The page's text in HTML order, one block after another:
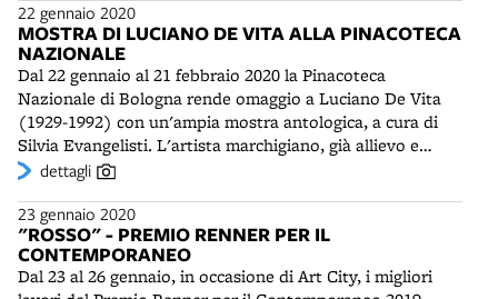
dossier della candidatura sono stati messi in evidenza
alcuni tratti particolarmente significativi, come via Santa
Caterina, via Santo Stefano, il Baraccano, via Galliera, il
Pavaglione, via Zamboni, la Certosa, Strada Maggiore,
San Luca. La Commissione Nazionale riconosce i portici
come elemento qualificativo della città di Bologna,
“punto di riferimento per uno stile di vita urbano
sostenibile, in cui gli spazi religiosi e civili e le abitazioni
di tutte le classi sociali sono perfettamente integrate”.
22 gennaio 2020
MOSTRA DI LUCIANO DE VITA ALLA PINACOTECA
NAZIONALE
Dal 22 gennaio al 21 febbraio 2020 la Pinacoteca
Nazionale di Bologna rende omaggio a Luciano De Vita
(1929-1992) con un'ampia mostra antologica, a cura di
Silvia Evangelisti. L'artista marchigiano, già allievo e
assistente di Giorgio Morandi all'Accademia di Belle Arti,
collega e amico Concetto Pozzati è stato il più grande
incisore italiano del secondo Novecento. La mostra, che
intende illustrare tutti gli aspetti della sua attività,
presenta anche diverse opere in pittura e alcune sculture,
dettagli
23 gennaio 2020
"ROSSO" - PREMIO RENNER PER IL
CONTEMPORANEO
Dal 23 al 26 gennaio, in occasione di Art City, i migliori